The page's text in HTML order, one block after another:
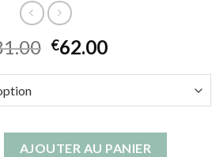
€62.00
hiver homme
AJOUTER AU PANIER